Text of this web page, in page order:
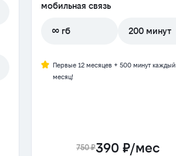
мобильная связь
∞ гб 200 минут
Первые 12 месяцев + 500 минут каждый
месяц!
750 ₽390 ₽/мес